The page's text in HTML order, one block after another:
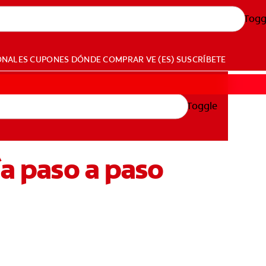
CUPONES DÓNDE COMPRAR VE (ES) SUSCRÍBETE
Toggle
paso a paso